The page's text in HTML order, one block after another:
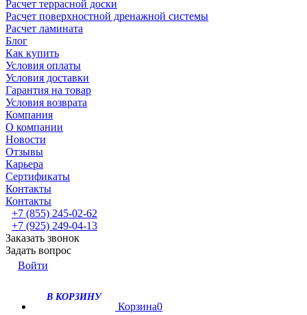
Расчет террасной доски
Расчет поверхностной дренажной системы
Расчет ламината
Блог
Как купить
Условия оплаты
Условия доставки
Гарантия на товар
Условия возврата
Компания
О компании
Новости
Отзывы
Карьера
Сертификаты
Контакты
Контакты
+7 (855) 245-02-62
+7 (925) 249-04-13
Заказать звонок
Задать вопрос
Войти
В КОРЗИНУ
Корзина0